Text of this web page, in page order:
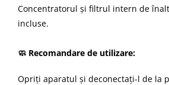
Concentratorul și filtrul intern de
incluse.
🧼 Recomandare de utilizare:
Opriți aparatul și deconectați-l de la